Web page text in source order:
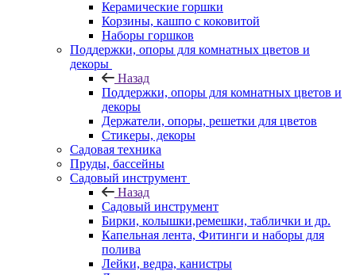
Керамические горшки
Корзины, кашпо с коковитой
Наборы горшков
Поддержки, опоры для комнатных цветов и
декоры
Назад
Поддержки, опоры для комнатных цветов и
декоры
Держатели, опоры, решетки для цветов
Стикеры, декоры
Садовая техника
Пруды, бассейны
Садовый инструмент
Назад
Садовый инструмент
Бирки, колышки,ремешки, таблички и др.
Капельная лента, Фитинги и наборы для
полива
Лейки, ведра, канистры